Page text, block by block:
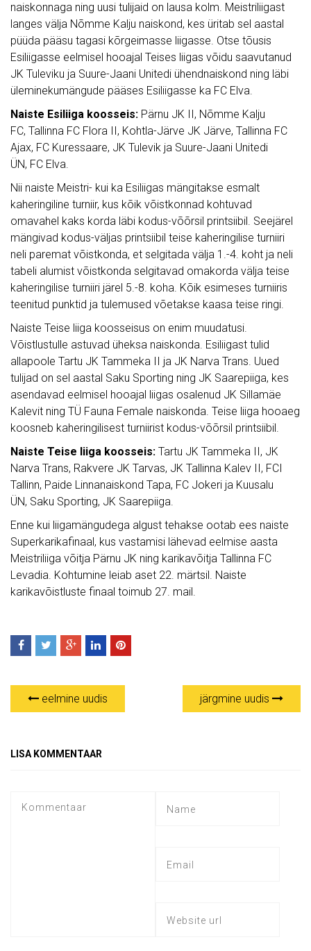
naiskonnaga ning uusi tulijaid on lausa kolm. Meistriliigast
langes välja Nõmme Kalju naiskond, kes üritab sel aastal
püüda pääsu tagasi kõrgeimasse liigasse. Otse tõusis
Esiliigasse eelmisel hooajal Teises liigas võidu saavutanud
JK Tuleviku ja Suure-Jaani Unitedi ühendnaiskond ning läbi
üleminekumängude pääses Esiliigasse ka FC Elva.
Naiste Esiliiga koosseis: Pärnu JK II, Nõmme Kalju
FC, Tallinna FC Flora II, Kohtla-Järve JK Järve, Tallinna FC
Ajax, FC Kuressaare, JK Tulevik ja Suure-Jaani Unitedi
ÜN, FC Elva.
Nii naiste Meistri- kui ka Esiliigas mängitakse esmalt
kaheringiline turniir, kus kõik võistkonnad kohtuvad
omavahel kaks korda läbi kodus-võõrsil printsiibil. Seejärel
mängivad kodus-väljas printsiibil teise kaheringilise turniiri
neli paremat võistkonda, et selgitada välja 1.-4. koht ja neli
tabeli alumist võistkonda selgitavad omakorda välja teise
kaheringilise turniiri järel 5.-8. koha. Kõik esimeses turniiris
teenitud punktid ja tulemused võetakse kaasa teise ringi.
Naiste Teise liiga koosseisus on enim muudatusi.
Võistlustulle astuvad üheksa naiskonda. Esiliigast tulid
allapoole Tartu JK Tammeka II ja JK Narva Trans. Uued
tulijad on sel aastal Saku Sporting ning JK Saarepiiga, kes
asendavad eelmisel hooajal liigas osalenud JK Sillamäe
Kalevit ning TÜ Fauna Female naiskonda. Teise liiga hooaeg
koosneb kaheringilisest turniirist kodus-võõrsil printsiibil.
Naiste Teise liiga koosseis: Tartu JK Tammeka II, JK
Narva Trans, Rakvere JK Tarvas, JK Tallinna Kalev II, FCI
Tallinn, Paide Linnanaiskond Tapa, FC Jokeri ja Kuusalu
ÜN, Saku Sporting, JK Saarepiiga.
Enne kui liigamängudega algust tehakse ootab ees naiste
Superkarikafinaal, kus vastamisi lähevad eelmise aasta
Meistriliiga võitja Pärnu JK ning karikavõitja Tallinna FC
Levadia. Kohtumine leiab aset 22. märtsil. Naiste
karikavõistluste finaal toimub 27. mail.
eelmine uudis järgmine uudis
LISA KOMMENTAAR